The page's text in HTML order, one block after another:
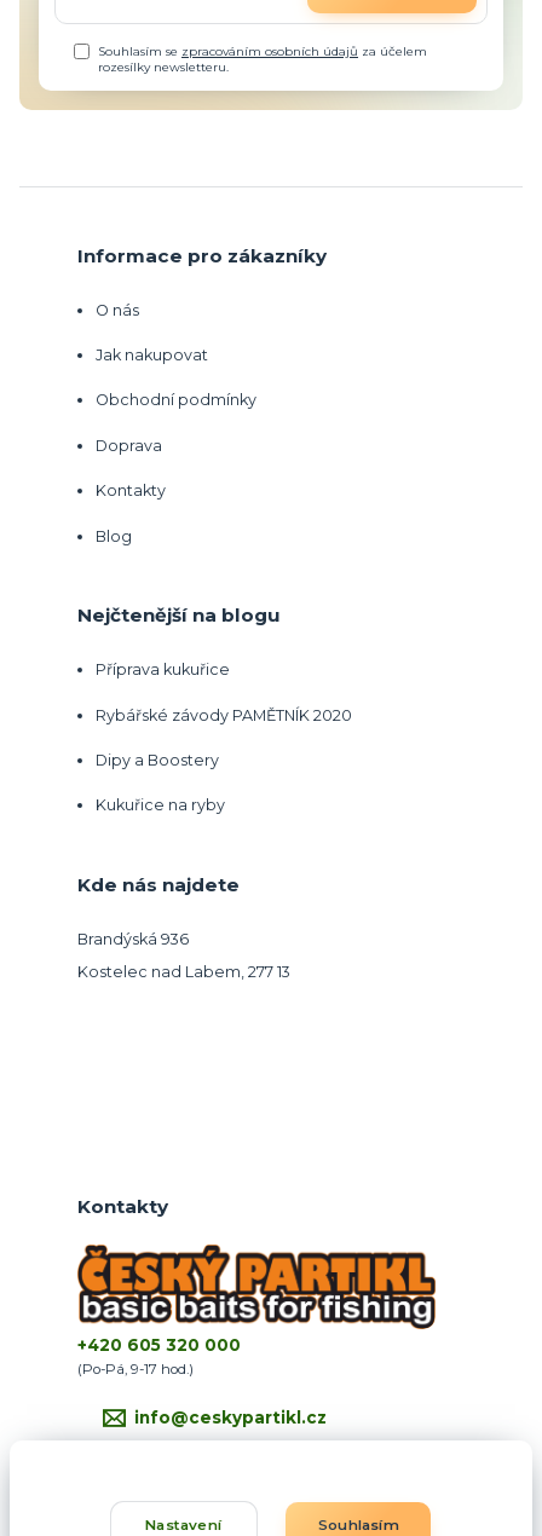
Souhlasím se zpracováním osobních údajů za účelem
rozesílky newsletteru.
Informace pro zákazníky
O nás
Jak nakupovat
Obchodní podmínky
Doprava
Kontakty
Blog
Nejčtenější na blogu
Příprava kukuřice
Rybářské závody PAMĚTNÍK 2020
Dipy a Boostery
Kukuřice na ryby
Kde nás najdete
Brandýská 936
Kostelec nad Labem, 277 13
Kontakty
+420 605 320 000
(Po-Pá, 9-17 hod.)
info@ceskypartikl.cz
Nastavení Souhlasím